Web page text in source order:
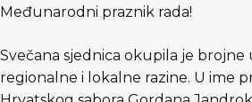
Međunarodni praznik rada!
Svečana sjednica okupila je brojne
regionalne i lokalne razine. U ime